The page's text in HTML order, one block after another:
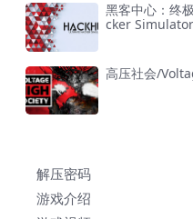
黑客中心：终
cker Simulator
高压社会/
解压密码
游戏介绍